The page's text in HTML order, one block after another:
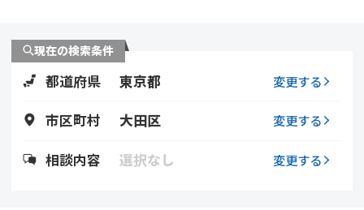
現在の検索条件
都道府県 東京都 変更する
市区町村 大田区 変更する
相談内容 選択なし 変更する